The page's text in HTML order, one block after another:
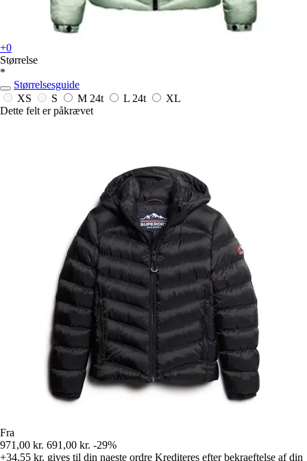
+0
Størrelse
*
Størrelsesguide
XS
S M 24t L 24t
XL
Dette felt er påkrævet
Fra
971,00 kr. 691,00 kr. -29%
+34,55 kr. gives til din naeste ordre Krediteres efter bekraeftelse af din